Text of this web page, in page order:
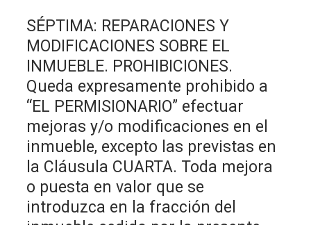
SÉPTIMA: REPARACIONES Y
MODIFICACIONES SOBRE EL
INMUEBLE. PROHIBICIONES.
Queda expresamente prohibido a
“EL PERMISIONARIO” efectuar
mejoras y/o modificaciones en el
inmueble, excepto las previstas en
la Cláusula CUARTA. Toda mejora
o puesta en valor que se
introduzca en la fracción del